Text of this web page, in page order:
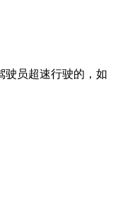
驶员超速行驶的，如